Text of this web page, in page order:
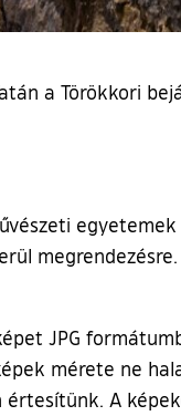
a Törökkori
JPG
mérete ne
A